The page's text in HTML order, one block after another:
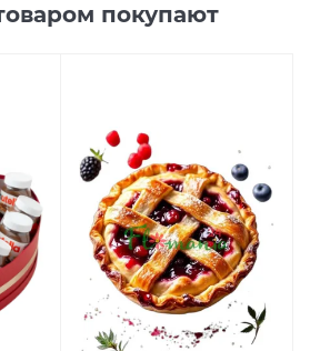
покупают